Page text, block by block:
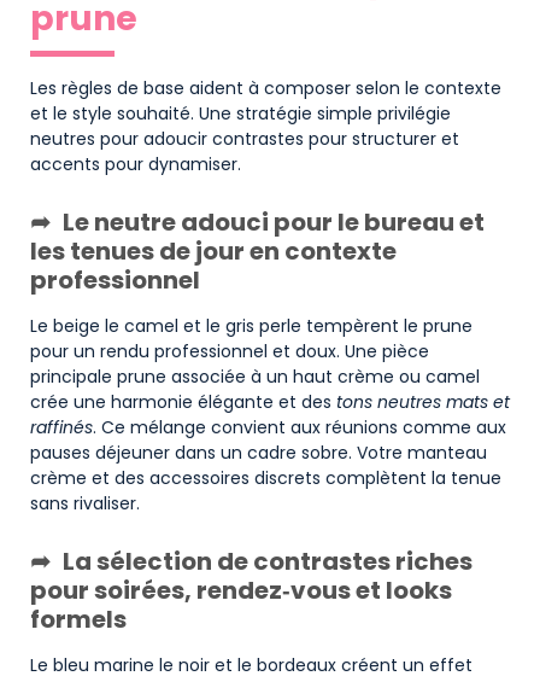
prune
Les règles de base aident à composer selon le contexte
et le style souhaité. Une stratégie simple privilégie
neutres pour adoucir contrastes pour structurer et
accents pour dynamiser.
Le neutre adouci pour le bureau et
les tenues de jour en contexte
professionnel
Le beige le camel et le gris perle tempèrent le prune
pour un rendu professionnel et doux. Une pièce
principale prune associée à un haut crème ou camel
crée une harmonie élégante et des tons neutres mats et
raffinés. Ce mélange convient aux réunions comme aux
pauses déjeuner dans un cadre sobre. Votre manteau
crème et des accessoires discrets complètent la tenue
sans rivaliser.
La sélection de contrastes riches
pour soirées, rendez‑vous et looks
formels
Le bleu marine le noir et le bordeaux créent un effet